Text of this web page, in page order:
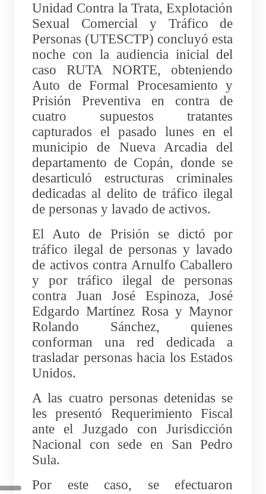
Unidad Contra la Trata, Explotación
Sexual Comercial y Tráfico de
Personas (UTESCTP) concluyó esta
noche con la audiencia inicial del
caso RUTA NORTE, obteniendo
Auto de Formal Procesamiento y
Prisión Preventiva en contra de
cuatro supuestos tratantes
capturados el pasado lunes en el
municipio de Nueva Arcadia del
departamento de Copán, donde se
desarticuló estructuras criminales
dedicadas al delito de tráfico ilegal
de personas y lavado de activos.
El Auto de Prisión se dictó por
tráfico ilegal de personas y lavado
de activos contra Arnulfo Caballero
y por tráfico ilegal de personas
contra Juan José Espinoza, José
Edgardo Martínez Rosa y Maynor
Rolando Sánchez, quienes
conforman una red dedicada a
trasladar personas hacia los Estados
Unidos.
A las cuatro personas detenidas se
les presentó Requerimiento Fiscal
ante el Juzgado con Jurisdicción
Nacional con sede en San Pedro
Sula.
Por este caso, se efectuaron